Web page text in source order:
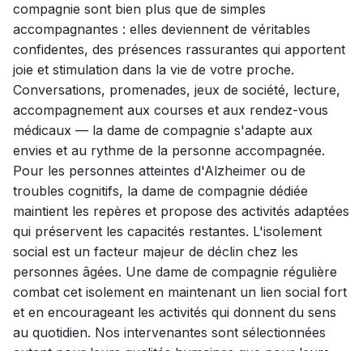
compagnie sont bien plus que de simples
accompagnantes : elles deviennent de véritables
confidentes, des présences rassurantes qui apportent
joie et stimulation dans la vie de votre proche.
Conversations, promenades, jeux de société, lecture,
accompagnement aux courses et aux rendez-vous
médicaux — la dame de compagnie s'adapte aux
envies et au rythme de la personne accompagnée.
Pour les personnes atteintes d'Alzheimer ou de
troubles cognitifs, la dame de compagnie dédiée
maintient les repères et propose des activités adaptées
qui préservent les capacités restantes. L'isolement
social est un facteur majeur de déclin chez les
personnes âgées. Une dame de compagnie régulière
combat cet isolement en maintenant un lien social fort
et en encourageant les activités qui donnent du sens
au quotidien. Nos intervenantes sont sélectionnées